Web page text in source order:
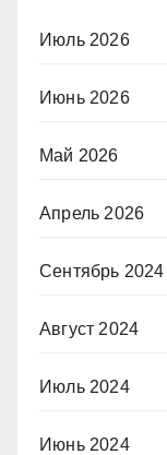
Июль 2026
Июнь 2026
Май 2026
Апрель 2026
Сентябрь 2024
Август 2024
Июль 2024
Июнь 2024